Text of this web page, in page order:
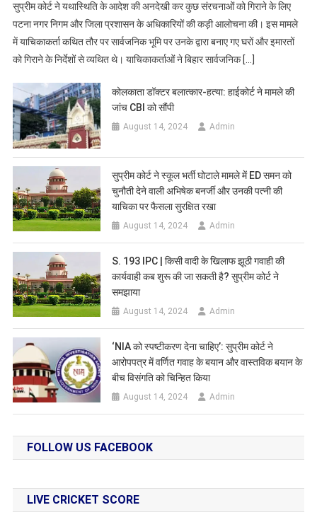
सुप्रीम कोर्ट ने यथास्थिति के आदेश की अनदेखी कर कुछ संरचनाओं को गिराने के लिए
पटना नगर निगम और जिला प्रशासन के अधिकारियों की कड़ी आलोचना की। इस मामले
में याचिकाकर्ता कथित तौर पर सार्वजनिक भूमि पर उनके द्वारा बनाए गए घरों और इमारतों
को गिराने के निर्देशों से व्यथित थे। याचिकाकर्ताओं ने बिहार सार्वजनिक […]
कोलकाता डॉक्टर बलात्कार-हत्या: हाईकोर्ट ने मामले की
जांच CBI को सौंपी
August 14, 2024 Admin
सुप्रीम कोर्ट ने स्कूल भर्ती घोटाले मामले में ED समन को
चुनौती देने वाली अभिषेक बनर्जी और उनकी पत्नी की
याचिका पर फैसला सुरक्षित रखा
August 14, 2024 Admin
S. 193 IPC | किसी वादी के खिलाफ झूठी गवाही की
कार्यवाही कब शुरू की जा सकती है? सुप्रीम कोर्ट ने
समझाया
August 14, 2024 Admin
‘NIA को स्पष्टीकरण देना चाहिए’: सुप्रीम कोर्ट ने
आरोपपत्र में वर्णित गवाह के बयान और वास्तविक बयान के
बीच विसंगति को चिन्हित किया
August 14, 2024 Admin
FOLLOW US FACEBOOK
LIVE CRICKET SCORE